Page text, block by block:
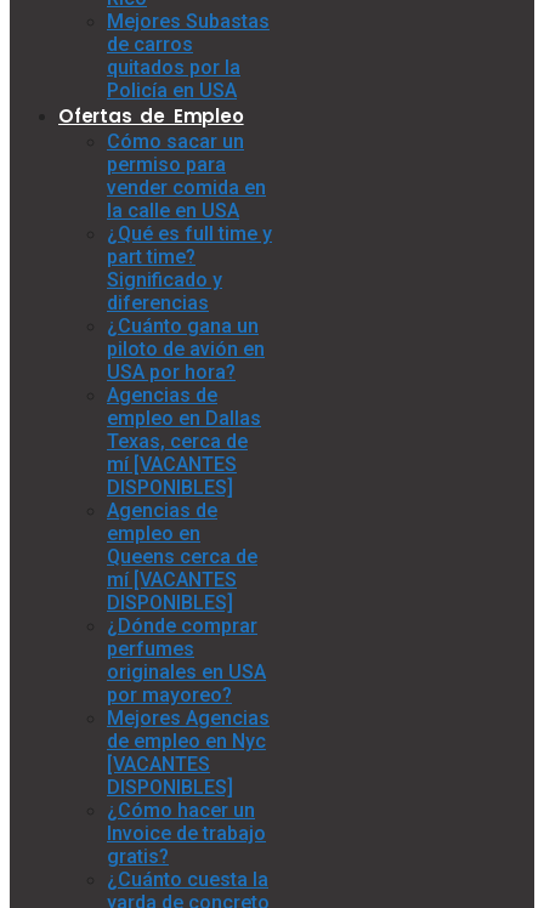
Mejores Subastas
de carros
quitados por la
Policía en USA
Ofertas de Empleo
Cómo sacar un
permiso para
vender comida en
la calle en USA
¿Qué es full time y
part time?
Significado y
diferencias
¿Cuánto gana un
piloto de avión en
USA por hora?
Agencias de
empleo en Dallas
Texas, cerca de
mí [VACANTES
DISPONIBLES]
Agencias de
empleo en
Queens cerca de
mí [VACANTES
DISPONIBLES]
¿Dónde comprar
perfumes
originales en USA
por mayoreo?
Mejores Agencias
de empleo en Nyc
[VACANTES
DISPONIBLES]
¿Cómo hacer un
Invoice de trabajo
gratis?
¿Cuánto cuesta la
yarda de concreto